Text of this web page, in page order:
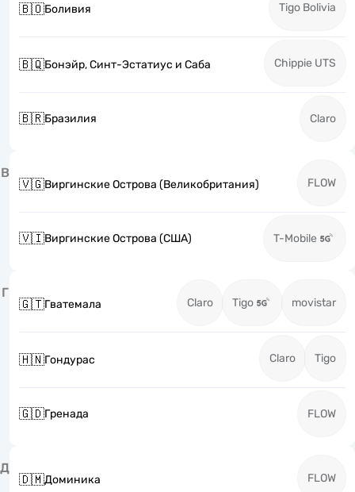
🇧🇴Боливия Tigo Bolivia
🇧🇶Бонэйр, Синт-Эстатиус и Саба Chippie UTS
🇧🇷Бразилия Claro
В
🇻🇬Виргинские Острова (Великобритания) FLOW
🇻🇮Виргинские Острова (США) T-Mobile
Г
🇬🇹Гватемала Claro Tigo movistar
🇭🇳Гондурас Claro Tigo
🇬🇩Гренада FLOW
Д
🇩🇲Доминика FLOW